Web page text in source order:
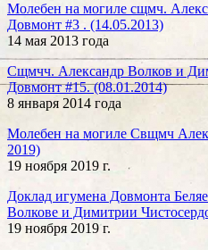
Молебен на могиле сщмч.
Довмонт #3 . (14.05.2013)
14 мая 2013 года
Сщмчч. Александр Волков и
Довмонт #15. (08.01.2014)
8 января 2014 года
Молебен на могиле Свщмч
2019)
19 ноября 2019 г.
Доклад игумена Довмонта
Волкове и Димитрии
19 ноября 2019 г.